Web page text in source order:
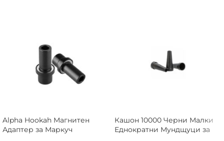
Alpha Hookah Магнитен
Адаптер за Маркуч
Кашон 10000 Черни Малки
Еднократни Мундщуци за